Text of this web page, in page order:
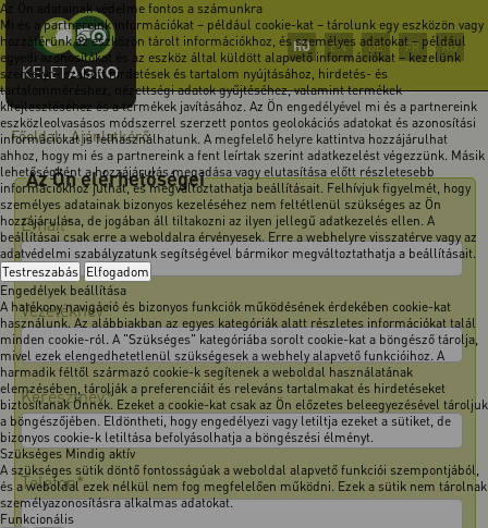
Az Ön adatainak védelme fontos a számunkra
Mi és a partnereink információkat – például cookie-kat – tárolunk egy eszközön vagy
hozzáférünk az eszközön tárolt információkhoz, és személyes adatokat – például
egyedi azonosítókat és az eszköz által küldött alapvető információkat – kezelünk
személyre szabott hirdetések és tartalom nyújtásához, hirdetés- és
tartalomméréshez, nézettségi adatok gyűjtéséhez, valamint termékek
kifejlesztéséhez és a termékek javításához. Az Ön engedélyével mi és a partnereink
eszközleolvasásos módszerrel szerzett pontos geolokációs adatokat és azonosítási
információkat is felhasználhatunk. A megfelelő helyre kattintva hozzájárulhat
ahhoz, hogy mi és a partnereink a fent leírtak szerint adatkezelést végezzünk. Másik
lehetőségként a hozzájárulás megadása vagy elutasítása előtt részletesebb
információkhoz juthat, és megváltoztathatja beállításait. Felhívjuk figyelmét, hogy
személyes adatainak bizonyos kezeléséhez nem feltétlenül szükséges az Ön
hozzájárulása, de jogában áll tiltakozni az ilyen jellegű adatkezelés ellen. A
beállításai csak erre a weboldalra érvényesek. Erre a webhelyre visszatérve vagy az
adatvédelmi szabályzatunk segítségével bármikor megváltoztathatja a beállításait.
Testreszabás Elfogadom
Engedélyek beállítása
A hatékony navigáció és bizonyos funkciók működésének érdekében cookie-kat
használunk. Az alábbiakban az egyes kategóriák alatt részletes információkat talál
minden cookie-ról. A "Szükséges" kategóriába sorolt cookie-kat a böngésző tárolja,
mivel ezek elengedhetetlenül szükségesek a webhely alapvető funkcióihoz. A
harmadik féltől származó cookie-k segítenek a weboldal használatának
elemzésében, tárolják a preferenciáit és releváns tartalmakat és hirdetéseket
biztosítanak Önnek. Ezeket a cookie-kat csak az Ön előzetes beleegyezésével tároljuk
a böngészőjében. Eldöntheti, hogy engedélyezi vagy letiltja ezeket a sütiket, de
bizonyos cookie-k letiltása befolyásolhatja a böngészési élményt.
Szükséges Mindig aktív
A szükséges sütik döntő fontosságúak a weboldal alapvető funkciói szempontjából,
és a weboldal ezek nélkül nem fog megfelelően működni. Ezek a sütik nem tárolnak
személyazonosításra alkalmas adatokat.
Funkcionális
HU EN DE FR RO
Főoldal-Ajánlatkérő
Az Ön elérhetőségei
Email*
Vezetéknév*
Keresztnév*
Telefon*